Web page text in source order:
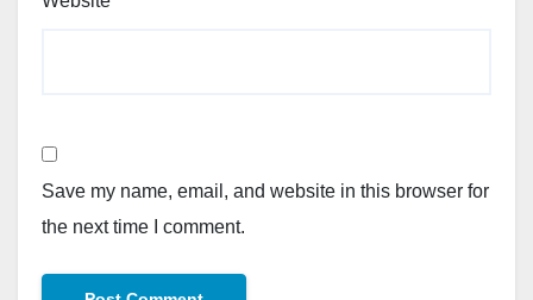
Save my name, email, and website in this browser for
the next time I comment.